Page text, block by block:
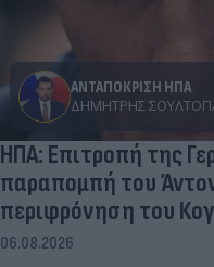
ΑΝΤΑΠΟΚΡΙΣΗ ΗΠΑ
ΔΗΜΉΤΡΗΣ
ΗΠΑ: Επιτροπή της
παραπομπή του
περιφρόνηση του
06.08.2026